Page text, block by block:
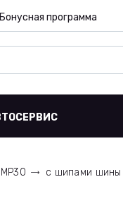
Бонусная программа
MP30 с шипами шины